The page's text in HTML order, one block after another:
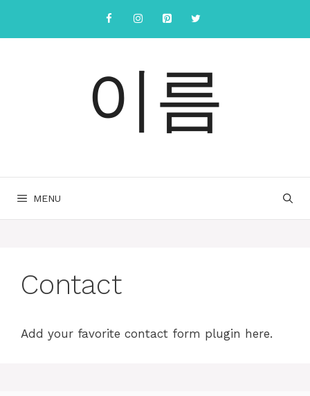
츠
이름
MENU
Contact
Add your favorite contact form plugin here.